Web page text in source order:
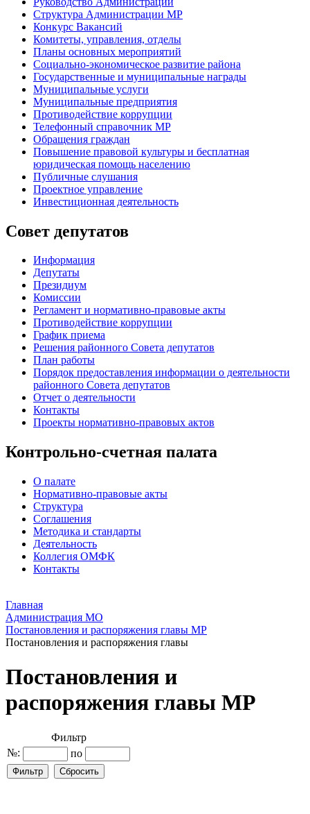
Структура Администрации МР
Конкурс Вакансий
Комитеты, управления, отделы
Планы основных мероприятий
Социально-экономическое развитие района
Государственные и муниципальные награды
Муниципальные услуги
Муниципальные предприятия
Противодействие коррупции
Телефонный справочник МР
Обращения граждан
Повышение правовой культуры и бесплатная
юридическая помощь населению
Публичные слушания
Проектное управление
Инвестиционная деятельность
Совет депутатов
Информация
Депутаты
Президиум
Комиссии
Регламент и нормативно-правовые акты
Противодействие коррупции
График приема
Решения районного Совета депутатов
План работы
Порядок предоставления информации о деятельности
районного Совета депутатов
Отчет о деятельности
Контакты
Проекты нормативно-правовых актов
Контрольно-счетная палата
О палате
Нормативно-правовые акты
Структура
Соглашения
Методика и стандарты
Деятельность
Коллегия ОМФК
Контакты
Главная
Администрация МО
Постановления и распоряжения главы МР
Постановления и распоряжения главы
Постановления и
распоряжения главы МР
Фильтр
№:
по